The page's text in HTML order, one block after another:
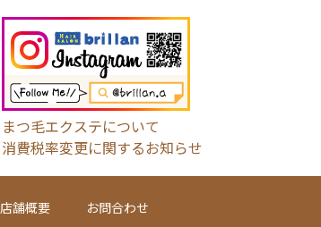
まつ毛エクステについて
消費税率変更に関するお知らせ
店舗概要 お問合わせ